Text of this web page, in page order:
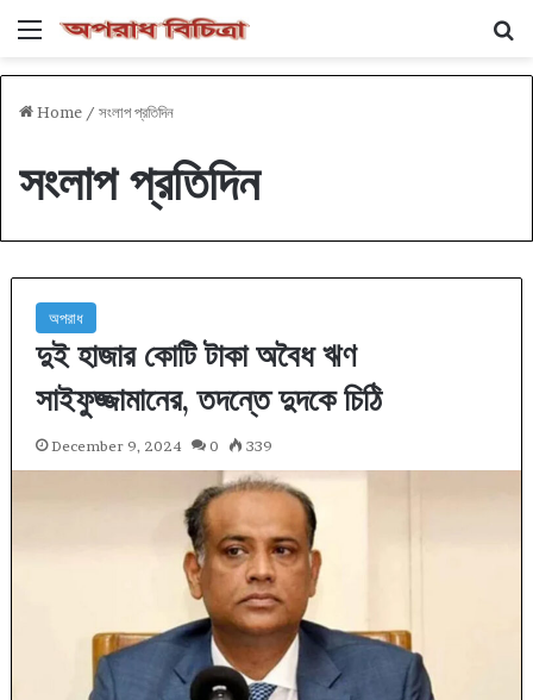
Menu
Home / সংলাপ প্রতিদিন
সংলাপ প্রতিদিন
অপরাধ
দুই হাজার কোটি টাকা অবৈধ ঋণ
সাইফুজ্জামানের, তদন্তে দুদকে চিঠি
December 9, 2024 0 339